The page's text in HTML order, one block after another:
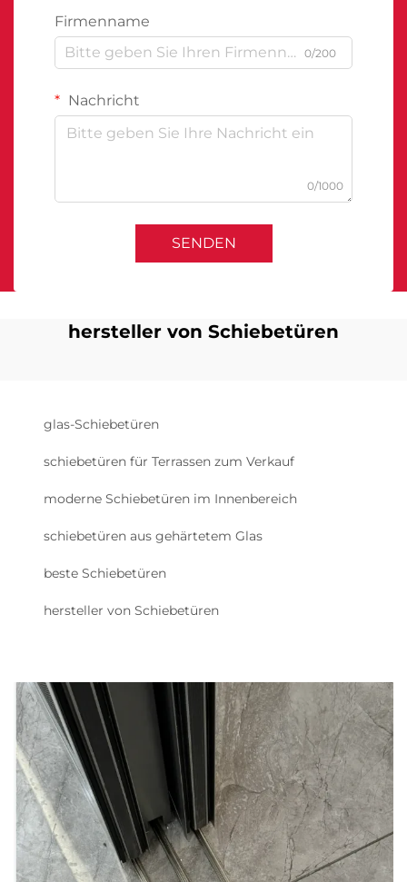
Firmenname
0/200
Nachricht
0/1000
SENDEN
hersteller von Schiebetüren
glas-Schiebetüren
schiebetüren für Terrassen zum Verkauf
moderne Schiebetüren im Innenbereich
schiebetüren aus gehärtetem Glas
beste Schiebetüren
hersteller von Schiebetüren